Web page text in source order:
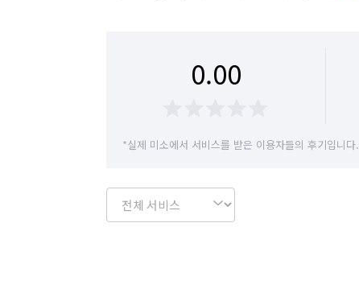
0.00
*실제 미소에서 서비스를 받은 이용자들의 후기입니다.